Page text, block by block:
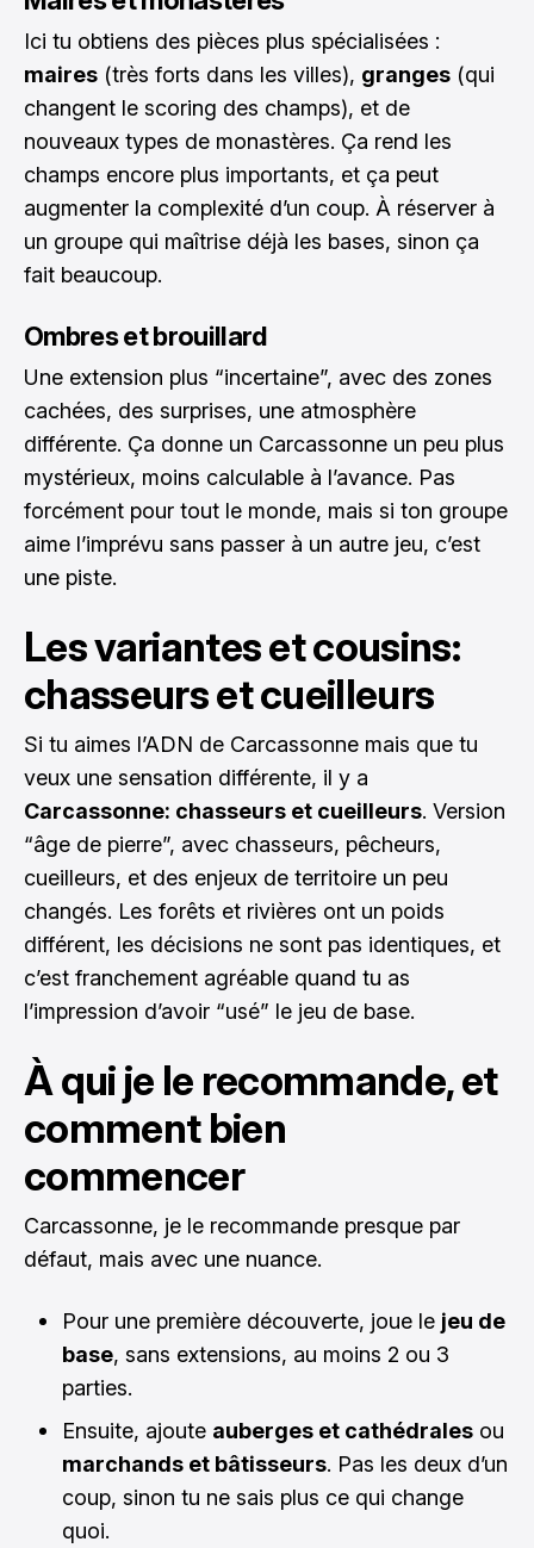
Ici tu obtiens des pièces plus spécialisées :
maires (très forts dans les villes), granges (qui
changent le scoring des champs), et de
nouveaux types de monastères. Ça rend les
champs encore plus importants, et ça peut
augmenter la complexité d’un coup. À réserver à
un groupe qui maîtrise déjà les bases, sinon ça
fait beaucoup.
Ombres et brouillard
Une extension plus “incertaine”, avec des zones
cachées, des surprises, une atmosphère
différente. Ça donne un Carcassonne un peu plus
mystérieux, moins calculable à l’avance. Pas
forcément pour tout le monde, mais si ton groupe
aime l’imprévu sans passer à un autre jeu, c’est
une piste.
Les variantes et cousins:
chasseurs et cueilleurs
Si tu aimes l’ADN de Carcassonne mais que tu
veux une sensation différente, il y a
Carcassonne: chasseurs et cueilleurs. Version
“âge de pierre”, avec chasseurs, pêcheurs,
cueilleurs, et des enjeux de territoire un peu
changés. Les forêts et rivières ont un poids
différent, les décisions ne sont pas identiques, et
c’est franchement agréable quand tu as
l’impression d’avoir “usé” le jeu de base.
À qui je le recommande, et
comment bien
commencer
Carcassonne, je le recommande presque par
défaut, mais avec une nuance.
Pour une première découverte, joue le jeu de
base, sans extensions, au moins 2 ou 3
parties.
Ensuite, ajoute auberges et cathédrales ou
marchands et bâtisseurs. Pas les deux d’un
coup, sinon tu ne sais plus ce qui change
quoi.